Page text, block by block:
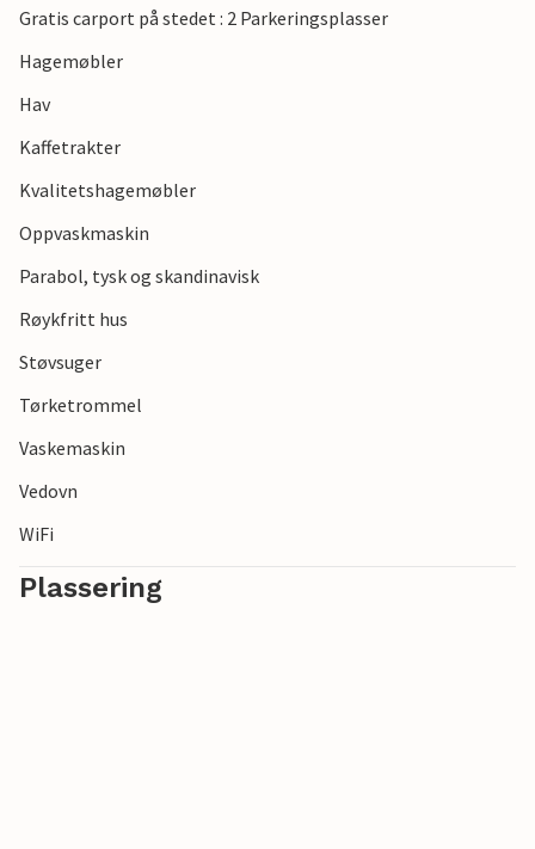
Gratis carport på stedet : 2 Parkeringsplasser
Hagemøbler
Hav
Kaffetrakter
Kvalitetshagemøbler
Oppvaskmaskin
Parabol, tysk og skandinavisk
Røykfritt hus
Støvsuger
Tørketrommel
Vaskemaskin
Vedovn
WiFi
Plassering